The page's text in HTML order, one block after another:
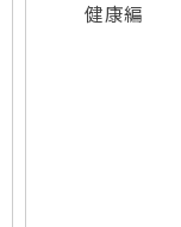
健康編